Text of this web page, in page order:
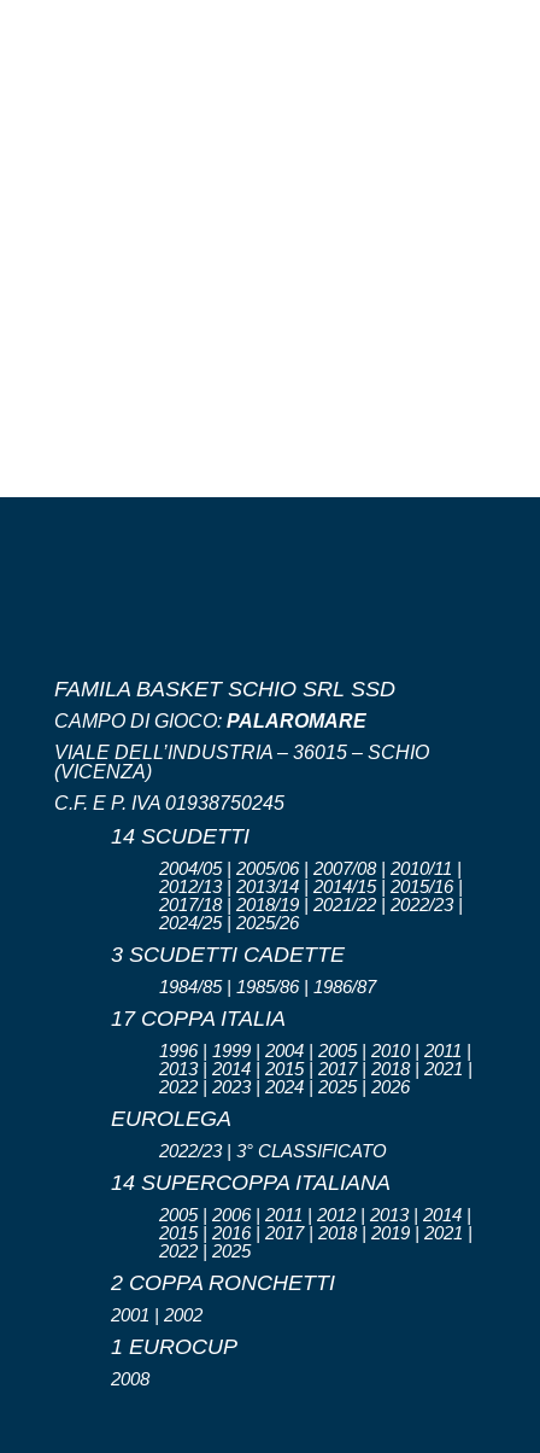
FAMILA BASKET SCHIO SRL SSD
CAMPO DI GIOCO: PALAROMARE
VIALE DELL’INDUSTRIA – 36015 – SCHIO
(VICENZA)
C.F. E P. IVA 01938750245
14 SCUDETTI
2004/05 | 2005/06 | 2007/08 | 2010/11 |
2012/13 | 2013/14 | 2014/15 | 2015/16 |
2017/18 | 2018/19 | 2021/22 | 2022/23 |
2024/25 | 2025/26
3 SCUDETTI CADETTE
1984/85 | 1985/86 | 1986/87
17 COPPA ITALIA
1996 | 1999 | 2004 | 2005 | 2010 | 2011 |
2013 | 2014 | 2015 | 2017 | 2018 | 2021 |
2022 | 2023 | 2024 | 2025 | 2026
EUROLEGA
2022/23 | 3° CLASSIFICATO
14 SUPERCOPPA ITALIANA
2005 | 2006 | 2011 | 2012 | 2013 | 2014 |
2015 | 2016 | 2017 | 2018 | 2019 | 2021 |
2022 | 2025
2 COPPA RONCHETTI
2001 | 2002
1 EUROCUP
2008